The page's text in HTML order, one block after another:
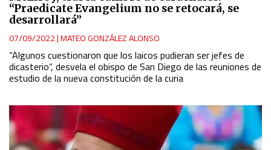
“Praedicate Evangelium no se retocará, se
desarrollará”
07/09/2022|MATEO GONZÁLEZ ALONSO
“Algunos cuestionaron que los laicos pudieran ser jefes de
dicasterio”, desvela el obispo de San Diego de las reuniones de
estudio de la nueva constitución de la curia